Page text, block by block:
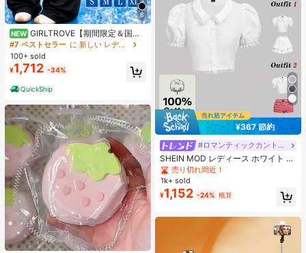
8
NEW GIRLTROVE【期間限定＆国内
即発送】2026春・夏・秋新作刺繍入
りの軽量でふんわりとしたワイドパ
ンツ、女性向けハイウエスト。夏の
ビーチバケーションにぴったり
#7 ベストセラー
に 新しい レディースパンツ
100+ sold
¥1,712 -34%
QuickShip
#1 ベストセラー
¥367 節約
#ロマンティックカントリー
SHEIN MOD レディース ホワイト 夏
用 かわいい エレガント ティーパー
ティー レース パフスリーブ シング
ルブレスト ブラウス、ヴィンテージ
コートスタイル クロップトップ、ピ
売り切れ間近！
1k+ sold
¥1,152 -24% 概算